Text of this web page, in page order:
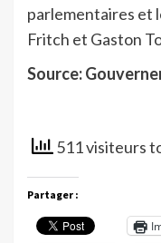
parlementaires et
Fritch et Gaston
Source:
511 visiteurs
Partager :